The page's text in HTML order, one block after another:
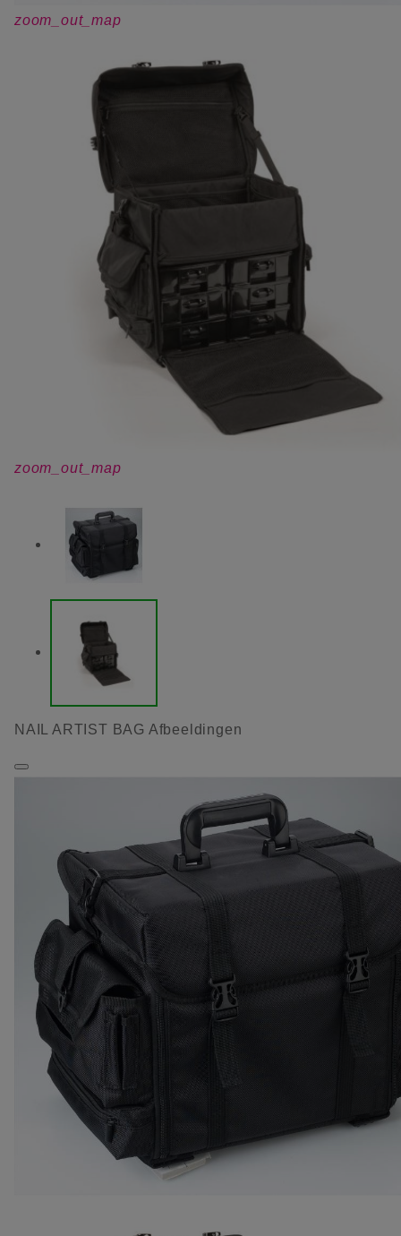
zoom_out_map
zoom_out_map
NAIL ARTIST BAG Afbeeldingen